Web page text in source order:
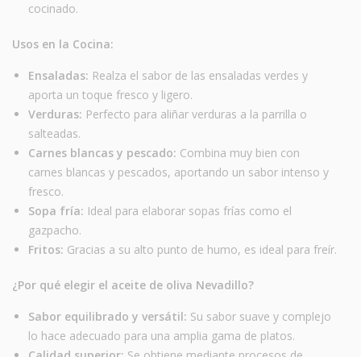
cocinado.
Usos en la Cocina:
Ensaladas: Realza el sabor de las ensaladas verdes y
aporta un toque fresco y ligero.
Verduras: Perfecto para aliñar verduras a la parrilla o
salteadas.
Carnes blancas y pescado: Combina muy bien con
carnes blancas y pescados, aportando un sabor intenso y
fresco.
Sopa fría: Ideal para elaborar sopas frías como el
gazpacho.
Fritos: Gracias a su alto punto de humo, es ideal para freír.
¿Por qué elegir el aceite de oliva Nevadillo?
Sabor equilibrado y versátil: Su sabor suave y complejo
lo hace adecuado para una amplia gama de platos.